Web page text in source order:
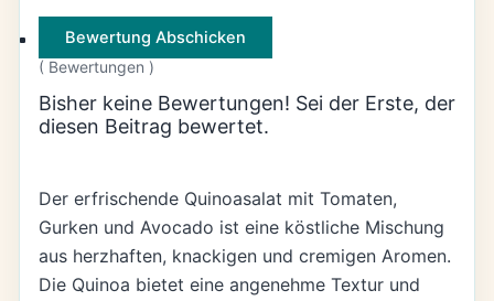
Bewertung Abschicken
( Bewertungen )
Bisher keine Bewertungen! Sei der Erste, der
diesen Beitrag bewertet.
Der erfrischende Quinoasalat mit Tomaten,
Gurken und Avocado ist eine köstliche Mischung
aus herzhaften, knackigen und cremigen Aromen.
Die Quinoa bietet eine angenehme Textur und